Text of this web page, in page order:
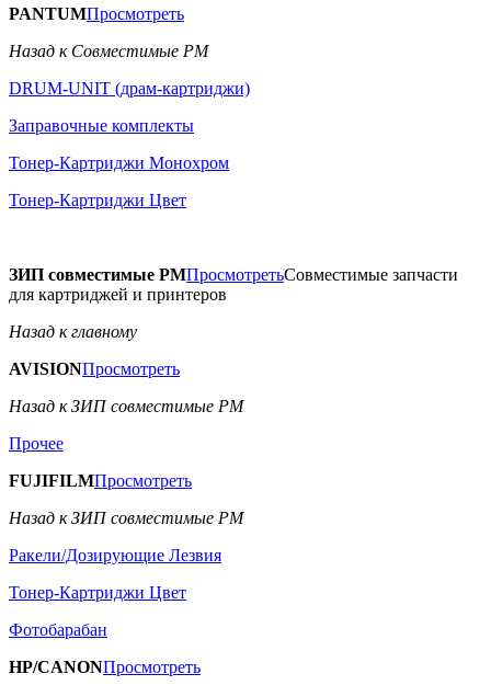
PANTUMПросмотреть
Назад к Совместимые РМ
DRUM-UNIT (драм-картриджи)
Заправочные комплекты
Тонер-Картриджи Монохром
Тонер-Картриджи Цвет
ЗИП совместимые РМПросмотретьСовместимые запчасти
для картриджей и принтеров
Назад к главному
AVISIONПросмотреть
Назад к ЗИП совместимые РМ
Прочее
FUJIFILMПросмотреть
Назад к ЗИП совместимые РМ
Ракели/Дозирующие Лезвия
Тонер-Картриджи Цвет
Фотобарабан
HP/CANONПросмотреть